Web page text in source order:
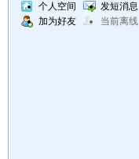
个人空间
发短消息
加为好友
当前离线